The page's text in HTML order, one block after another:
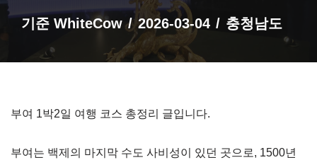
기준 WhiteCow 2026-03-04 충청남도
부여 1박2일 여행 코스 총정리 글입니다.
부여는 백제의 마지막 수도 사비성이 있던 곳으로, 1500년